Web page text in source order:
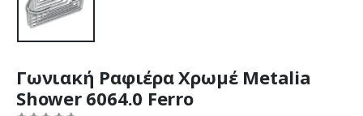
Γωνιακή Ραφιέρα Χρωμέ Metalia
Shower 6064.0 Ferro